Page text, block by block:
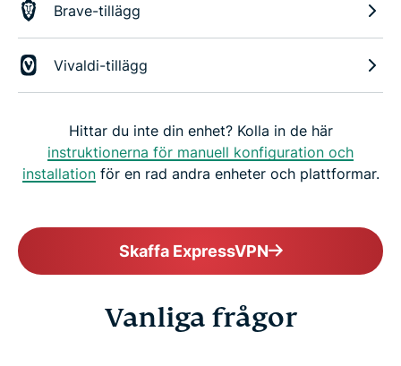
Brave-tillägg
Vivaldi-tillägg
Hittar du inte din enhet? Kolla in de här
instruktionerna för manuell konfiguration och
installationför en rad andra enheter och plattformar.
Skaffa ExpressVPN
Vanliga frågor